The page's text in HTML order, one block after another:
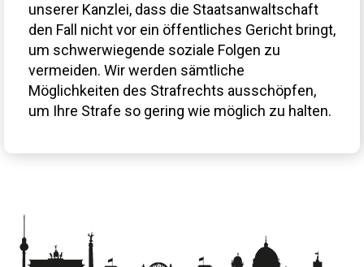
unserer Kanzlei, dass die Staatsanwaltschaft
den Fall nicht vor ein öffentliches Gericht bringt,
um schwerwiegende soziale Folgen zu
vermeiden. Wir werden sämtliche
Möglichkeiten des Strafrechts ausschöpfen,
um Ihre Strafe so gering wie möglich zu halten.